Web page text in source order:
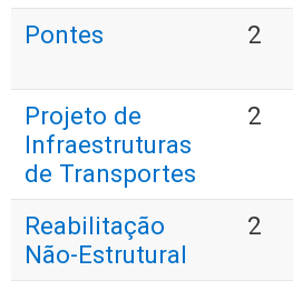
Pontes 2
Projeto de
Infraestruturas
de Transportes
2
Reabilitação
Não-Estrutural
2